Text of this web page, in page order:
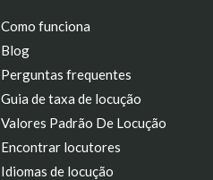
Como funciona
Blog
Perguntas frequentes
Guia de taxa de locução
Valores Padrão De Locução
Encontrar locutores
Idiomas de locução